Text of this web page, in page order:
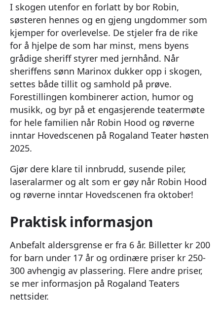
I skogen utenfor en forlatt by bor Robin,
søsteren hennes og en gjeng ungdommer som
kjemper for overlevelse. De stjeler fra de rike
for å hjelpe de som har minst, mens byens
grådige sheriff styrer med jernhånd. Når
sheriffens sønn Marinox dukker opp i skogen,
settes både tillit og samhold på prøve.
Forestillingen kombinerer action, humor og
musikk, og byr på et engasjerende teatermøte
for hele familien når Robin Hood og røverne
inntar Hovedscenen på Rogaland Teater høsten
2025.
Gjør dere klare til innbrudd, susende piler,
laseralarmer og alt som er gøy når Robin Hood
og røverne inntar Hovedscenen fra oktober!
Praktisk informasjon
Anbefalt aldersgrense er fra 6 år. Billetter kr 200
for barn under 17 år og ordinære priser kr 250-
300 avhengig av plassering. Flere andre priser,
se mer informasjon på Rogaland Teaters
nettsider.